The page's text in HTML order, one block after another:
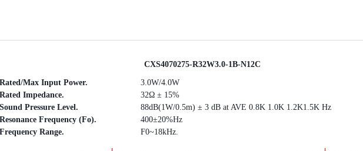
CXS4070275-R32W3.0-1B-N12C
Rated/Max Input Power.
3.0W/4.0W
Rated Impedance.
32Ω ± 15%
Sound Pressure Level.
88dB(1W/0.5m) ± 3 dB at AVE 0.8K 1.0K 1.2K1.5K Hz
Resonance Frequency (Fo).
400±20%Hz
Frequency Range. F0~18kHz.